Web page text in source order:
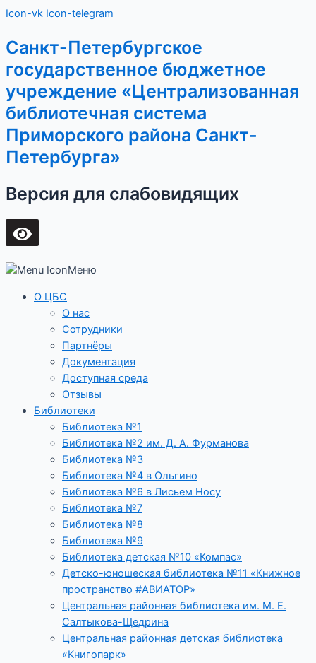
Перейти
содержимому
Icon-vk Icon-telegram
Санкт-Петербургское
государственное бюджетное
учреждение «Централизованная
библиотечная система
Приморского района Санкт-
Петербурга»
Версия для слабовидящих
Меню
О ЦБС
О нас
Сотрудники
Партнёры
Документация
Доступная среда
Отзывы
Библиотеки
Библиотека №1
Библиотека №2 им. Д. А. Фурманова
Библиотека №3
Библиотека №4 в Ольгино
Библиотека №6 в Лисьем Носу
Библиотека №7
Библиотека №8
Библиотека №9
Библиотека детская №10 «Компас»
Детско-юношеская библиотека №11 «Книжное
пространство #АВИАТОР»
Центральная районная библиотека им. М. Е.
Салтыкова-Щедрина
Центральная районная детская библиотека
«Книгопарк»
Main